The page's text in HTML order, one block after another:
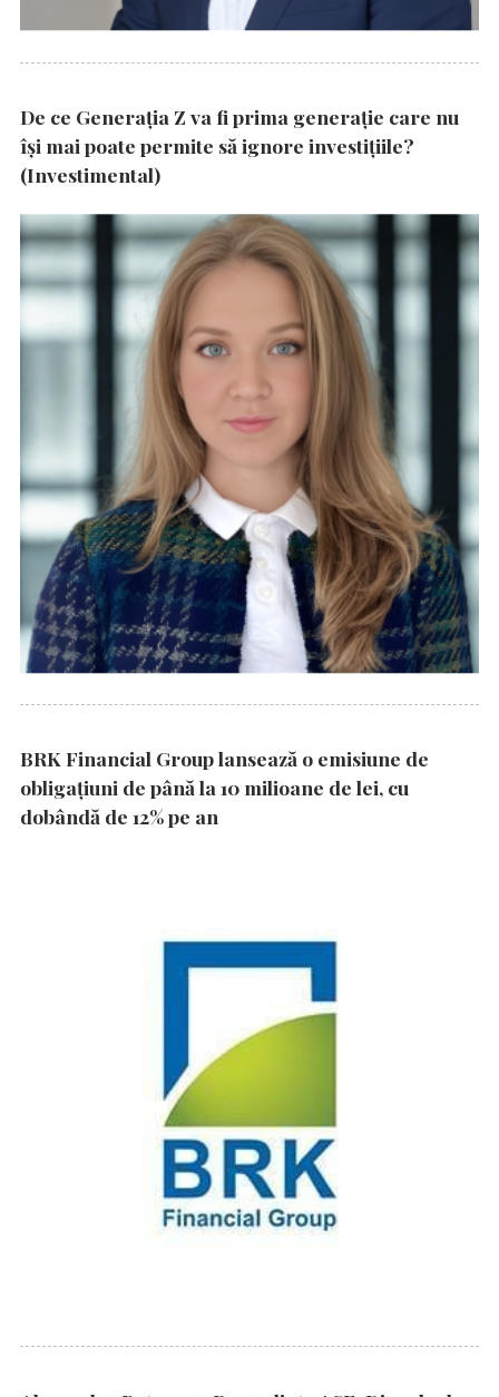
De ce Generația Z va fi prima generație care nu
își mai poate permite să ignore investițiile?
(Investimental)
BRK Financial Group lansează o emisiune de
obligațiuni de până la 10 milioane de lei, cu
dobândă de 12% pe an